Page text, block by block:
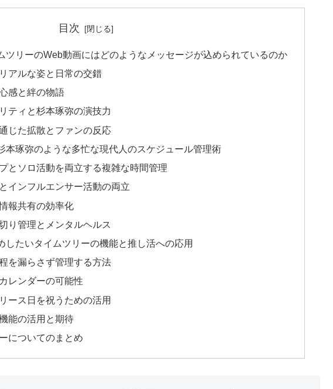
目次
ツリーのWeb動画にはどのようなメッセージが込められているのか
アルな姿と日常の交錯
感と絆の物語
ティと杉本琢弥の演技力
じた拡散とファンの反応
本琢弥のような多忙な現代人のスケジュール管理術
とソロ活動を両立する複雑な時間管理
インフルエンサー活動の両立
報共有の効率化
り管理とメンタルヘルス
したいタイムツリーの機能と推し活への応用
を漏らさず管理する方法
レンダーの可能性
ース日を祝うための活用
能の活用と期待
についてのまとめ